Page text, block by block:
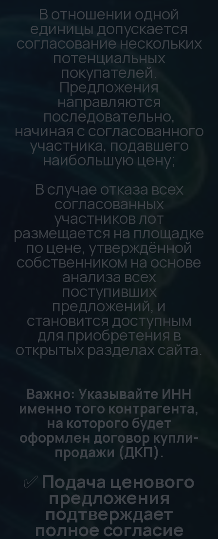
с НДС
*инв. 16667 = 113 888 рублей
с НДС
*инв. 7855 = 111 888 рублей с
НДС
*инв. 8623 = 101 570 рублей с
НДС
*инв. 28047 = 555 888 рублей
с НДС
*инв. 19918 = 444 888 рублей
с НДС
*инв. 16758 = 156 789 рублей
с НДС
*инв. 13126 = 333 000 рублей
с НДС
*инв. CM-014401 = 140 000
*инв. 10915 = 140 000 рублей
с НДС
Публикация/аукцион от
ценового предложения:
*инв. 14660 = 658 999
рублей с НДС
*инв. 24046 = 1 800 000
рублей с НДС
*инв. 5023 = 1 207 980
рублей с НДС
*инв. 27328 = 857 000 рублей
с НДС
*инв. 26063 = 21 000 рублей
с НДС
*инв. 21021 = 1 750 543
с НДС
*инв. 15204 = 222 000 рублей
с НДС
*инв. 31857 = 888 888 рублей
с НДС
*инв. 26027 = 333 000
рублей с НДС
*инв. 14407 = 500 000
рублей с НДС
*инв. 12797 = 500 000
рублей с НДС
*инв. 11690 = 888 888
рублей с НДС
*инв. 9688 = 888 999
рублей с НДС